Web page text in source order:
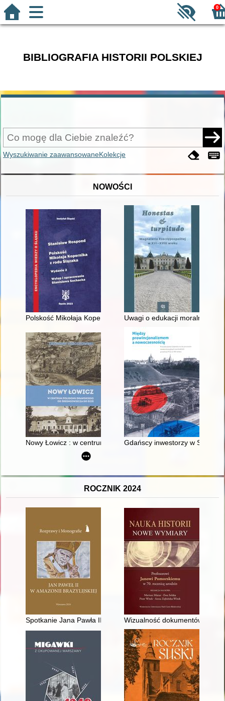
0
BIBLIOGRAFIA HISTORII POLSKIEJ
Wyszukiwanie zaawansowaneKolekcje
NOWOŚCI
Polskość Mikołaja Kopernika z rodu ŚlązakaUwagi o edukacji moralnej
Nowy Łowicz : w centrum poligonu drawskiego od
Gdańscy inwestorzy w
ROCZNIK 2024
Spotkanie Jana Pawła II z Indianami w brazylijskim Manaus
Wizualność dokumentów